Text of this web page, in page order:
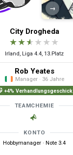
→
City Drogheda
★★★ ★ ★ ★
Irland, Liga 4.4, 13.Platz
Rob Yeates
Manager · 36 Jahre
+4% Verhandlungsgeschick
TEAMCHEMIE
KONTO
Hobbymanager · Note 3.4